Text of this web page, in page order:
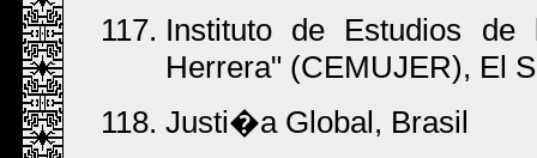
Instituto de Estudios
Herrera" (CEMUJER), El
Justi�a Global, Brasil